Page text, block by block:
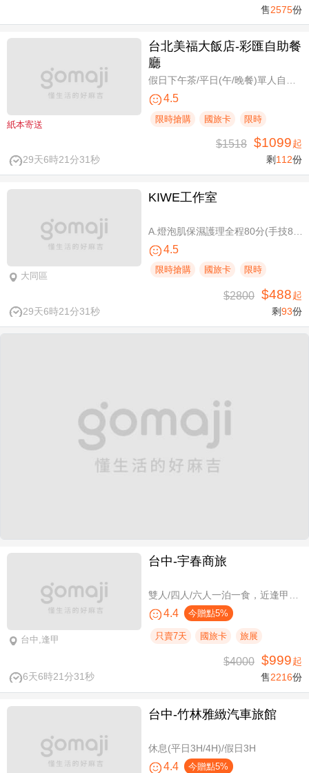
售2575份
紙本寄送
台北美福大飯店-彩匯自助餐
廳
4.5
限時搶購 國旅卡 限時
29天6時21分31秒
$1518 $1099起
剩 112份
大同區
KIWE工作室
4.5
限時搶購 國旅卡 限時
29天6時21分31秒
$2800 $488起
剩93份
台中,逢甲
台中-宇春商旅
4.4 今贈點5%
只賣7天 國旅卡 旅展
6天6時21分31秒
$4000 $999起
售2216份
台中-竹林雅緻汽車旅館
休息(平日3H/4H)/假日3H
4.4 今贈點5%